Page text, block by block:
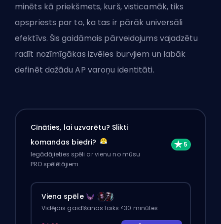
minēts kā priekšmets, kurš, visticamāk, tiks
apspriests par to, ka tas ir pārāk universāli
efektīvs. Šis gaidāmais pārveidojums vajadzētu
radīt nozīmīgākas izvēles burvjiem un labāk
definēt dažādu AP varoņu identitāti.
Cīnāties, lai uzvarētu? Slikti
komandas biedri?
Iegādājieties spēli ar vienu no mūsu
PRO spēlētājiem.
Viena spēle
Vidējais gaidīšanas laiks <30 minūtes